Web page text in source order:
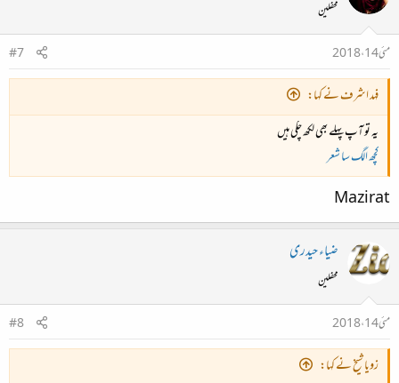
محفلین
مئی 14، 2018
#7
فہد اشرف نے کہا:
یہ تو آپ پہلے بھی لکھ چکی ہیں
کچھ الگ سا شعر
Mazirat
ضیاء حیدری
محفلین
مئی 14، 2018
#8
زویا شیخ نے کہا: